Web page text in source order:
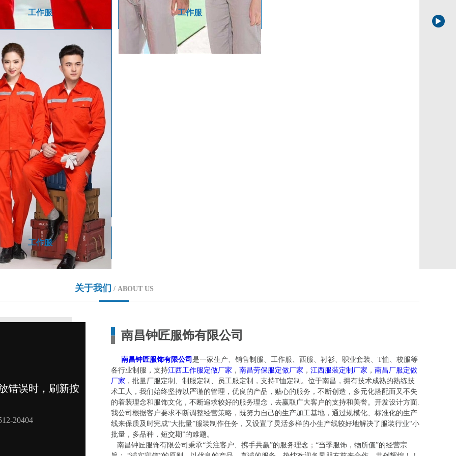
工作服 工作服
工作服
关于我们 / ABOUT US
南昌钟匠服饰有限公司
南昌钟匠服饰有限公司 是一家生产、销售制服、工作服、西服、衬衫、职业套装、T恤、校服等
各行业制服，支持江西工作服定做厂家 ， 南昌劳保服定做厂家 ， 江西服装定制厂家 ， 南昌厂服定做
厂家 ，批量厂服定制、制服定制、员工服定制，支持T恤定制。位于南昌，拥有技术成熟的熟练技
术工人，我们始终坚持以严谨的管理，优良的产品，贴心的服务，不断创造，多元化搭配而又不失
的着装理念和服饰文化，不断追求较好的服务理念，去赢取广大客户的支持和美誉。开发设计方面.
我公司根据客户要求不断调整经营策略，既努力自己的生产加工基地，通过规模化、标准化的生产
线来保质及时完成“大批量”服装制作任务，又设置了灵活多样的小生产线较好地解决了服装行业“小
批量，多品种，短交期”的难题。
南昌钟匠服饰有限公司秉承“关注客户、携手共赢”的服务理念；“当季服饰，物所值”的经营宗